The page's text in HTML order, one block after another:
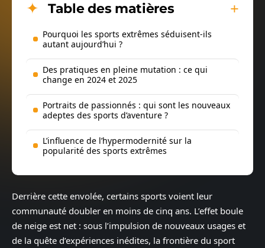
Table des matières
Pourquoi les sports extrêmes séduisent-ils
autant aujourd’hui ?
Des pratiques en pleine mutation : ce qui
change en 2024 et 2025
Portraits de passionnés : qui sont les nouveaux
adeptes des sports d’aventure ?
L’influence de l’hypermodernité sur la
popularité des sports extrêmes
Derrière cette envolée, certains sports voient leur
communauté doubler en moins de cinq ans. L’effet boule
de neige est net : sous l’impulsion de nouveaux usages et
de la quête d’expériences inédites, la frontière du sport